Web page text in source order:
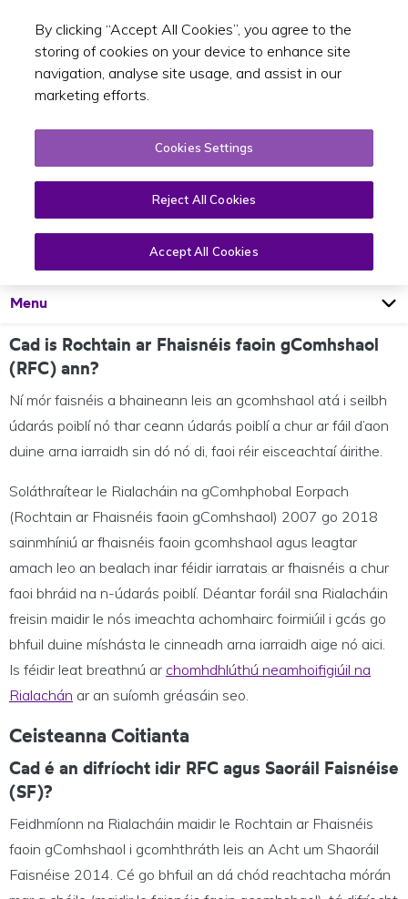
Toggle
Rochtain ar Fhaisnéis Comhshaoil
OpenPage
Menu
Cad is Rochtain ar Fhaisnéis faoin gComhshaol
(RFC) ann?
Ní mór faisnéis a bhaineann leis an gcomhshaol atá i seilbh
údarás poiblí nó thar ceann údarás poiblí a chur ar fáil d’aon
duine arna iarraidh sin dó nó di, faoi réir eisceachtaí áirithe.
Soláthraítear le Rialacháin na gComhphobal Eorpach
(Rochtain ar Fhaisnéis faoin gComhshaol) 2007 go 2018
sainmhíniú ar fhaisnéis faoin gcomhshaol agus leagtar
amach leo an bealach inar féidir iarratais ar fhaisnéis a chur
faoi bhráid na n-údarás poiblí. Déantar foráil sna Rialacháin
freisin maidir le nós imeachta achomhairc foirmiúil i gcás go
bhfuil duine míshásta le cinneadh arna iarraidh aige nó aici.
Is féidir leat breathnú ar chomhdhlúthú neamhoifigiúil na
Rialachán ar an suíomh gréasáin seo.
Ceisteanna Coitianta
Cad é an difríocht idir RFC agus Saoráil Faisnéise
(SF)?
Feidhmíonn na Rialacháin maidir le Rochtain ar Fhaisnéis
faoin gComhshaol i gcomhthráth leis an Acht um Shaoráil
Faisnéise 2014. Cé go bhfuil an dá chód reachtacha mórán
By clicking “Accept All Cookies”, you agree to the
storing of cookies on your device to enhance site
navigation, analyse site usage, and assist in our
marketing efforts.
Cookies Settings
Reject All Cookies
Accept All Cookies